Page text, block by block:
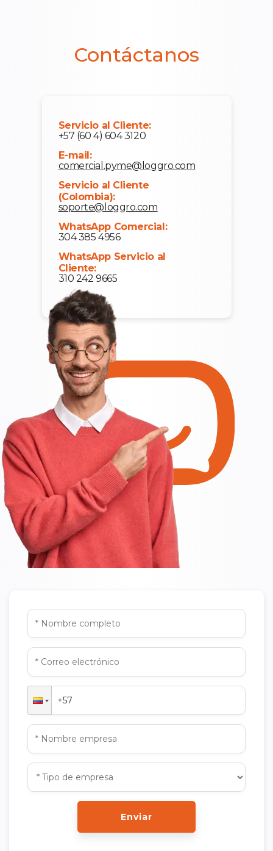
Contáctanos
Servicio al Cliente:
+57 (60 4) 604 3120
E-mail:
comercial.pyme@loggro.com
Servicio al Cliente
(Colombia):
soporte@loggro.com
WhatsApp Comercial:
304 385 4956
WhatsApp Servicio al
Cliente:
310 242 9665
Enviar